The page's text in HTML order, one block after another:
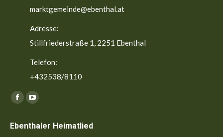
marktgemeinde@ebenthal.at
Adresse:
Stillfriederstraße 1, 2251 Ebenthal
Telefon:
+432538/8110
Finden Sie uns auf:
Facebook
opens
YouTube
opens
Ebenthaler Heimatlied